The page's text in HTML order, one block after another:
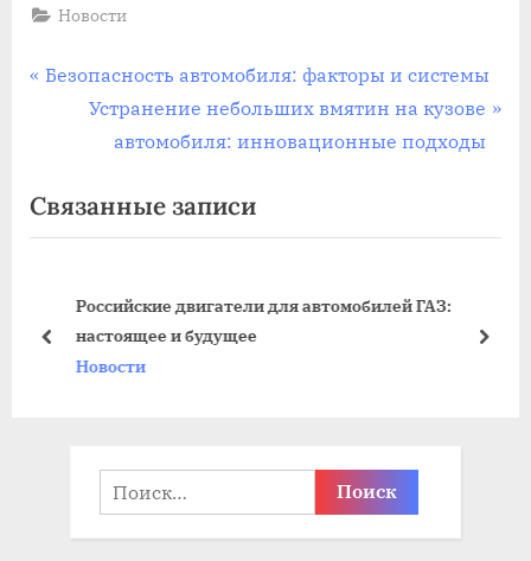
Новости
Навигация
П
ы
д
а
Безопасность автомобиля: факторы и системы
С
д
у
щ
а
я
п
с
Устранение небольших вмятин на кузове
автомобиля: инновационные подходы
Связанные записи
Российские двигатели для автомобилей ГАЗ:
настоящее и будущее
Новости
пред
Найти: